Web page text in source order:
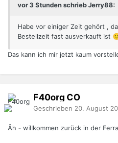
vor 3 Stunden schrieb Jerry88:
Habe vor einiger Zeit gehört ,
Bestellzeit fast ausverkauft ist
Das kann ich mir jetzt kaum
F40org CO
Geschrieben 20. August
Äh - willkommen zurück in der